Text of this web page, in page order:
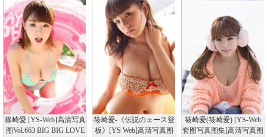
篠崎愛 [YS-Web]高清写真
图Vol.663 BIG BIG LOVE
筱崎爱-《伝説のェース登
板》[YS Web]高清写真图
筱崎爱(筱崎爱) [YS-Web
套图写真图集]高清写真图